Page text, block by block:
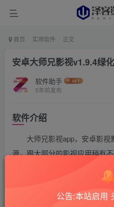
首页 实用软件 正文
安卓大师兄影视v1.9.4绿
软件助手
5年前发布
软件介绍
大师兄影视app，安卓影
源，跟大部分的影视应用稍有
建高清源，片源存储国内服务
持蓝光1080P/倍速播放/TV投屏
公告:本站启用